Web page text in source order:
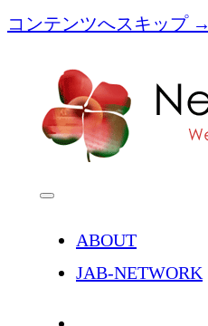
コンテンツへスキップ →
[NC]News
Clipping
メ
ABOUT
JAB-NETWORK